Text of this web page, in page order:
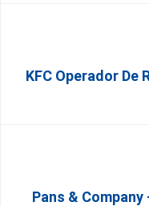
KFC Operador
Pans &